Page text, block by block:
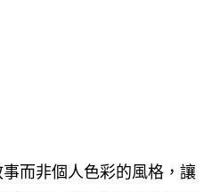
而非個人色彩的風格，讓